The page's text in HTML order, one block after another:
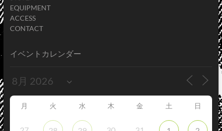
EQUIPMENT
ACCESS
CONTACT
イベントカレンダー
月 火 水 木 金 土 日